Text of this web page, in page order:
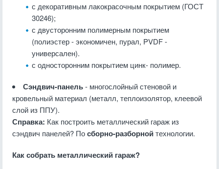
с декоративным лакокрасочным покрытием (ГОСТ
30246);
с двусторонним полимерным покрытием
(полиэстер - экономичен, пурал, PVDF -
универсален).
с односторонним покрытием цинк- полимер.
Сэндвич-панель- многослойный стеновой и
кровельный материал (металл, теплоизолятор, клеевой
слой из ППУ).
Справка: Как построить металлический гараж из
сэндвич панелей? Посборно-разборнойтехнологии.
Как собрать металлический гараж?